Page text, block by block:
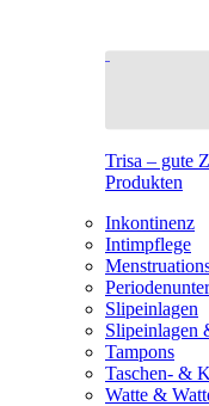
Trisa – gute
Produkten
Inkontinenz
Intimpflege
Slipeinlagen
Slipeinlagen
Tampons
Taschen- &
Watte &